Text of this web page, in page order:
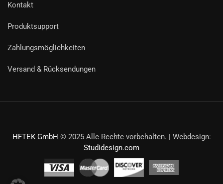
Kontakt
Produktsupport
Zahlungsmöglichkeiten
Versand & Rücksendungen
HFTEK GmbH © 2025 Alle Rechte vorbehalten. | Webdesign:
Studidesign.com